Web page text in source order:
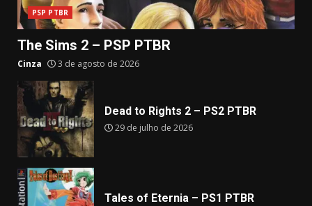
PSP PTBR
The Sims 2 – PSP PTBR
Cinza 3 de agosto de 2026
Dead to Rights 2 – PS2 PTBR
29 de julho de 2026
Tales of Eternia – PS1 PTBR